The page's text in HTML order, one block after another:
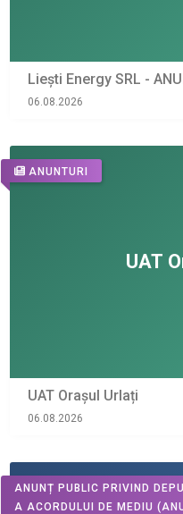
Liești Energy SRL -
06.08.2026
ANUNTURI
UAT Orașul Urlați
06.08.2026
ANUNȚ PUBLIC PRIVIND
A ACORDULUI DE MEDIU